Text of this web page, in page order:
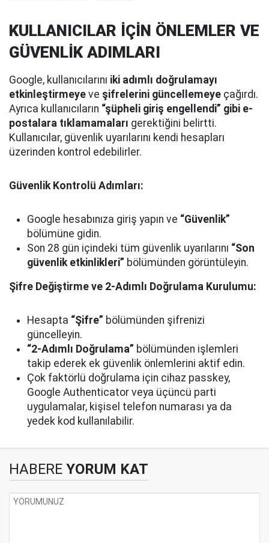
KULLANICILAR İÇİN ÖNLEMLER VE
GÜVENLİK ADIMLARI
Google, kullanıcılarını iki adımlı doğrulamayı
etkinleştirmeye ve şifrelerini güncellemeye çağırdı.
Ayrıca kullanıcıların “şüpheli giriş engellendi” gibi e-
postalara tıklamamaları gerektiğini belirtti.
Kullanıcılar, güvenlik uyarılarını kendi hesapları
üzerinden kontrol edebilirler.
Güvenlik Kontrolü Adımları:
Google hesabınıza giriş yapın ve “Güvenlik”
bölümüne gidin.
Son 28 gün içindeki tüm güvenlik uyarılarını “Son
güvenlik etkinlikleri” bölümünden görüntüleyin.
Şifre Değiştirme ve 2-Adımlı Doğrulama Kurulumu:
Hesapta “Şifre” bölümünden şifrenizi
güncelleyin.
“2-Adımlı Doğrulama” bölümünden işlemleri
takip ederek ek güvenlik önlemlerini aktif edin.
Çok faktörlü doğrulama için cihaz passkey,
Google Authenticator veya üçüncü parti
uygulamalar, kişisel telefon numarası ya da
yedek kod kullanılabilir.
HABERE YORUM KAT